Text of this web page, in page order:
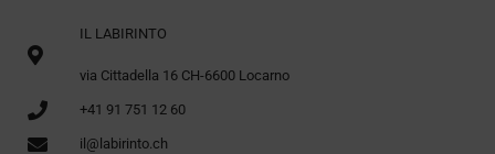
IL LABIRINTO
via Cittadella 16 CH-6600 Locarno
+41 91 751 12 60
il@labirinto.ch